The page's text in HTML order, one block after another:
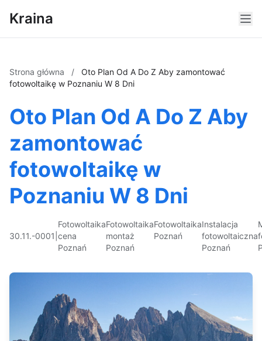
Kraina
Strona główna /
Oto Plan Od A Do Z Aby zamontować
fotowoltaikę w Poznaniu W 8 Dni
Oto Plan Od A Do Z Aby
zamontować
fotowoltaikę w
Poznaniu W 8 Dni
30.11.-0001
Fotowoltaika
cena
Poznań
Fotowoltaika
montaż
Poznań
Fotowoltaika
Poznań
Instalacja
fotowoltaiczna
Poznań